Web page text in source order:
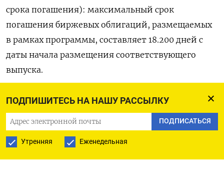
ПОДПИШИТЕСЬ НА НАШУ РАССЫЛКУ
ПОДПИСАТЬСЯ
Утренняя Еженедельная
срока погашения): максимальный срок
погашения биржевых облигаций, размещаемых
в рамках программы, составляет 18.200 дней с
даты начала размещения соответствующего
выпуска.
* Срок действия программы облигаций или
указание об отсутствии ограничений для такого
срока: бессрочная.